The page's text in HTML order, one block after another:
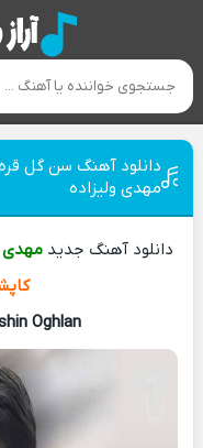
دانلود آهنگ سن گل قره
مهدی ولیزاده
دانلود آهنگ جدیدمهدی
Oghlan